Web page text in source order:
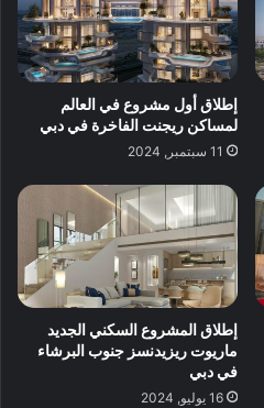
إطلاق أول مشروع في العالم
لمساكن ريجنت الفاخرة في دبي
11 سبتمبر, 2024
إطلاق المشروع السكني الجديد
ماريوت ريزيدنسز جنوب البرشاء
في دبي
16 يوليو, 2024